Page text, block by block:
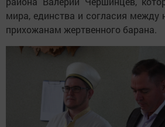
мира, единства и согласия между
прихожанам жертвенного барана.